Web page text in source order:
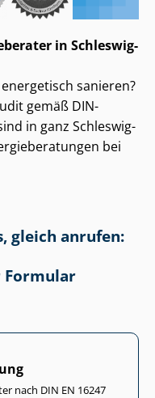
in Schleswig-
sanieren?
gemäß DIN-
in ganz Schleswig-
bei
gleich anrufen:
Formular
nach DIN EN 16247